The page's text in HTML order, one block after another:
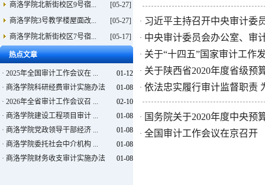
商洛学院北新街校区9号宿...
[05-27]
商洛学院3号教学楼屋面改...
[05-27]
商洛学院北新街校区7号宿...
[05-17]
热点文章
· 2025年全国审计工作会议在 ...
01-12
· 商洛学院科研经费审计实施办法
01-08
· 2026年全省审计工作会议召 ...
02-10
· 商洛学院建设工程项目审计 ...
01-08
· 商洛学院党政领导干部经济 ...
01-08
· 商洛学院委托社会中介机构 ...
01-08
· 商洛学院财务收支审计实施办法 01-08
· 习近平主持召开中央审计委
· 中央审计委员会办公室、审
· 关于“十四五”国家审计工作
· 关于陕西省2020年度省级预
· 依法忠实履行审计监督职责
· 国务院关于2020年度中央预
· 全国审计工作会议在京召开